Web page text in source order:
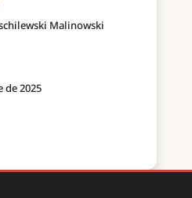
Malinowski
de 2025